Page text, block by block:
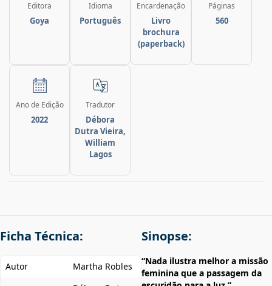
Editora
Goya
Idioma
Português
Encardenação
Livro
brochura
(paperback)
Páginas
560
Ano de Edição
2022
Tradutor
Débora
Dutra Vieira,
William
Lagos
Ficha Técnica:
Autor Martha Robles
Sinopse:
“Nada ilustra melhor a missão
feminina que a passagem da